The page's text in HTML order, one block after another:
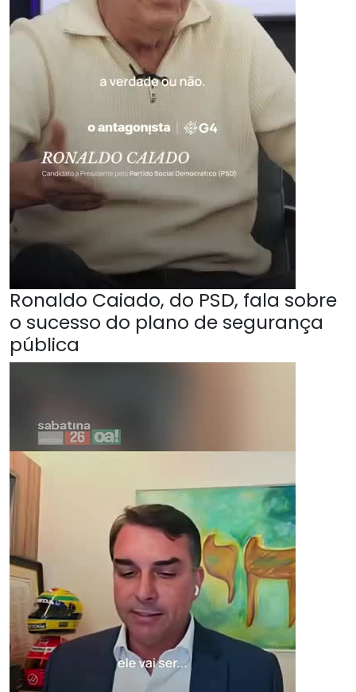
Ronaldo Caiado, do PSD, fala sobre
o sucesso do plano de segurança
pública